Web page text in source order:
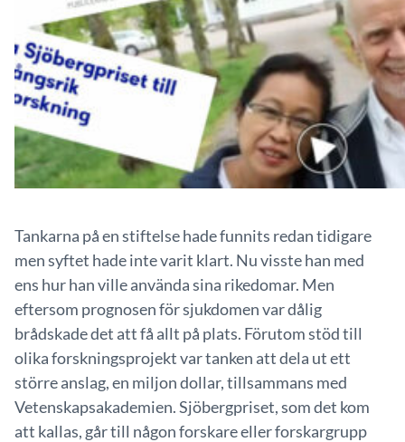
Tankarna på en stiftelse hade funnits redan tidigare
men syftet hade inte varit klart. Nu visste han med
ens hur han ville använda sina rikedomar. Men
eftersom prognosen för sjukdomen var dålig
brådskade det att få allt på plats. Förutom stöd till
olika forskningsprojekt var tanken att dela ut ett
större anslag, en miljon dollar, tillsammans med
Vetenskapsakademien. Sjöbergpriset, som det kom
att kallas, går till någon forskare eller forskargrupp